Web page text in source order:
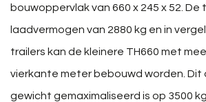
bouwoppervlak van 660 x 245 x 52.
laadvermogen van 2880 kg en in
trailers kan de kleinere TH660 met
vierkante meter bebouwd worden.
gewicht gemaximaliseerd is op 3500 kg.